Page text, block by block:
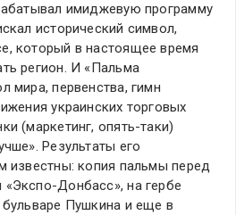
имиджевую программу
исторический символ,
который в настоящее время
регион. И «Пальма
мира, первенства, гимн
украинских торговых
(маркетинг, опять-таки)
Результаты его
известны: копия пальмы перед
Донбасс», на гербе
Пушкина и еще в